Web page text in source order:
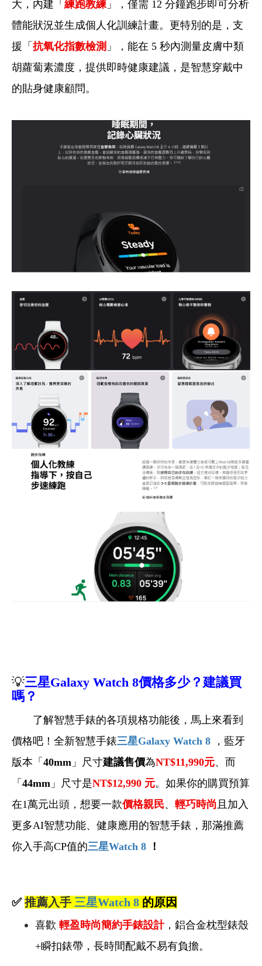
大，內建「 練跑教練 」，僅需 12 分鐘跑步即可分析
體能狀況並生成個人化訓練計畫。更特別的是，支
援「 抗氧化指數檢測 」，能在 5 秒內測量皮膚中類
胡蘿蔔素濃度，提供即時健康建議，是智慧穿戴中
的貼身健康顧問。
💡三星Galaxy Watch 8價格多少？建議買
嗎？
了解智慧手錶的各項規格功能後，馬上來看到
價格吧！全新智慧手錶三星Galaxy Watch 8 ， 藍牙
版本「 40mm 」尺寸建議售價為NT$11,990元、而
「 44mm 」尺寸是NT$12,990 元。如果你的購買預算
在1萬元出頭，想要一款價格親民、 輕巧時尚 且加入
更多AI智慧功能、健康應用的智慧手錶 ，那滿推薦
你入手高CP值的三星Watch 8 ！
✅ 推薦入手 三星Watch 8 的原因
喜歡 輕盈時尚簡約手錶設計 ，鋁合金枕型錶殼
+瞬扣錶帶，長時間配戴不易有負擔。